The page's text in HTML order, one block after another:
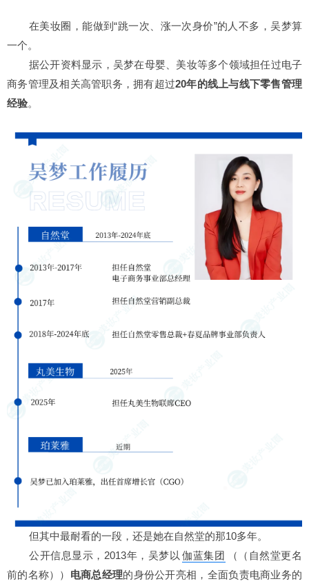
在美妆圈，能做到“跳一次、涨一次身价”的人不多，吴梦算
一个。
据公开资料显示，吴梦在母婴、美妆等多个领域担任过电子
商务管理及相关高管职务，拥有超过20年的线上与线下零售管理
经验。
但其中最耐看的一段，还是她在自然堂的那10多年。
公开信息显示，2013年， 吴梦以 伽蓝集团
（（自然堂更名
前的名称）） 电商总经理的身份公开亮相，全面负责电商业务的